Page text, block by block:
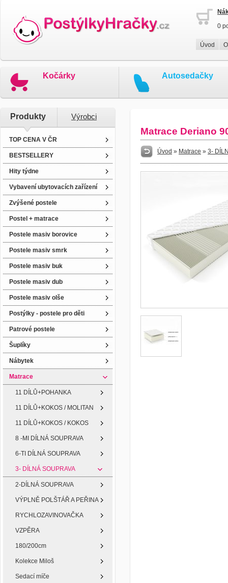
0
Úvod
Kočárky Autosedačky
Produkty Výrobci
TOP CENA V ČR
BESTSELLERY
Hity týdne
Vybavení ubytovacích zařízení
Zvýšené postele
Postel + matrace
Postele masiv borovice
Postele masiv smrk
Postele masiv buk
Postele masiv dub
Postele masiv olše
Postýlky - postele pro děti
Patrové postele
Šuplíky
Nábytek
Matrace
11 DÍLŮ+POHANKA
11 DÍLŮ+KOKOS / MOLITAN
11 DÍLŮ+KOKOS / KOKOS
8 -MI DÍLNÁ SOUPRAVA
6-TI DÍLNÁ SOUPRAVA
3- DÍLNÁ SOUPRAVA
2-DÍLNÁ SOUPRAVA
VÝPLNĚ POLŠTÁŘ A PEŘINA
RYCHLOZAVINOVAČKA
VZPĚRA
180/200cm
Kolekce Miloš
Sedací míče
Matrace Deriano
Úvod » Matrace » 3-